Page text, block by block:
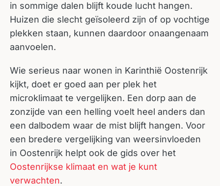
in sommige dalen blijft koude lucht hangen.
Huizen die slecht geïsoleerd zijn of op vochtige
plekken staan, kunnen daardoor onaangenaam
aanvoelen.
Wie serieus naar wonen in Karinthië Oostenrijk
kijkt, doet er goed aan per plek het
microklimaat te vergelijken. Een dorp aan de
zonzijde van een helling voelt heel anders dan
een dalbodem waar de mist blijft hangen. Voor
een bredere vergelijking van weersinvloeden
in Oostenrijk helpt ook de gids over het
Oostenrijkse klimaat en wat je kunt
verwachten.